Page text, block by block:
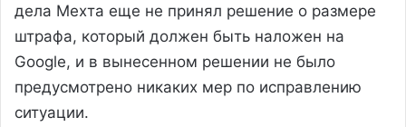
дела Мехта еще не принял решение о размере
штрафа, который должен быть наложен на
Google, и в вынесенном решении не было
предусмотрено никаких мер по исправлению
ситуации.